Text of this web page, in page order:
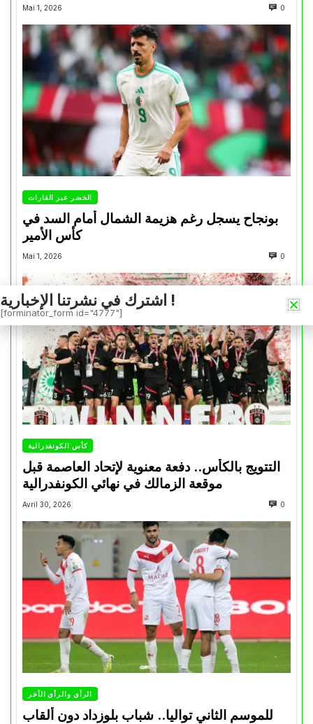
Mai 1, 2026 0
الخضر عبر القارات
بونجاح يسجل رغم هزيمة الشمال أمام السد في
كأس الأمير
Mai 1, 2026 0
كأس الكونفدرالية
التتويج بالكأس.. دفعة معنوية لإتحاد العاصمة قبل
موقعة الزمالك في نهائي الكونفدرالية
Avril 30, 2026 0
الرأي والرأي الأخر
للموسم الثاني تواليا.. شباب بلوزداد دون ألقاب
اشترك في نشرتنا الإخبارية !
[forminator_form id="4777"]